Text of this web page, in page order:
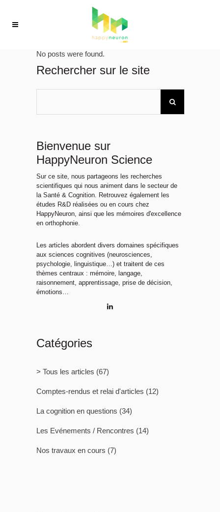
No posts were found.
Rechercher sur le site
Bienvenue sur
HappyNeuron Science
Sur ce site, nous partageons les recherches
scientifiques qui nous animent dans le secteur de
la Santé & Cognition. Retrouvez également les
études R&D réalisées ou en cours chez
HappyNeuron, ainsi que les mémoires d'excellence
en orthophonie.
Les articles abordent divers domaines spécifiques
aux sciences cognitives (neurosciences,
psychologie, linguistique…) et traitent de ces
thèmes centraux : mémoire, langage,
raisonnement, apprentissage, prise de décision,
émotions…
Catégories
> Tous les articles (67)
Comptes-rendus et relai d'articles (12)
La cognition en questions (34)
Les Evénements / Rencontres (14)
Nos travaux en cours (7)